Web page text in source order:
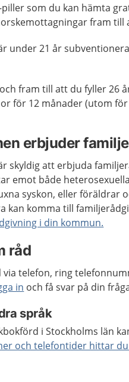
piller som du kan hämta
fram till
under 21 år
fram till att du fyller 26
för 12 månader (utom
erbjuder
skyldig att erbjuda
emot både
syskon, eller föräldrar
kan komma till
i din kommun.
råd
via telefon, ring
in och få svar på din
språk
i Stockholms län
och telefontider hittar